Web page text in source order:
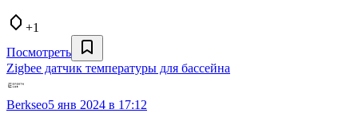
+1
Посмотреть
Zigbee датчик температуры для бассейна
Berkseo5 янв 2024 в 17:12